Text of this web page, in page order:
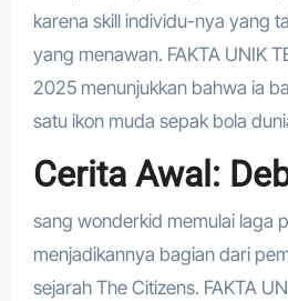
karena skill individu-nya yang
yang menawan. FAKTA UNIK
2025 menunjukkan bahwa ia
satu ikon muda sepak bola
Cerita Awal:
sang wonderkid memulai laga
menjadikannya bagian dari
sejarah The Citizens. FAKTA